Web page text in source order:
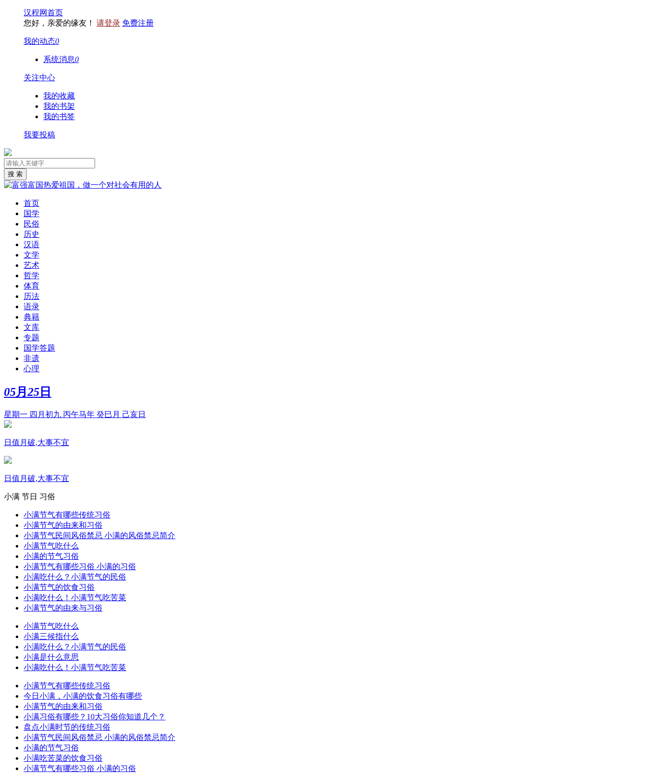
汉程网首页
您好，亲爱的缘友！ 请登录 免费注册
我的动态0
系统消息0
关注中心
我的收藏
我的书架
我的书签
我要投稿
首页
国学
民俗
历史
汉语
文学
艺术
哲学
体育
历法
语录
典籍
文库
专题
国学答题
非遗
心理
05月 25 日
星期一 四月初九 丙午马年 癸巳月 己亥日
日值月破,大事不宜
日值月破,大事不宜
小满 节日 习俗
小满节气有哪些传统习俗
小满节气的由来和习俗
小满节气民间风俗禁忌 小满的风俗禁忌简介
小满节气吃什么
小满的节气习俗
小满节气有哪些习俗 小满的习俗
小满吃什么？小满节气的民俗
小满节气的饮食习俗
小满吃什么！小满节气吃苦菜
小满节气的由来与习俗
小满节气吃什么
小满三候指什么
小满吃什么？小满节气的民俗
小满是什么意思
小满吃什么！小满节气吃苦菜
小满节气有哪些传统习俗
今日小满，小满的饮食习俗有哪些
小满节气的由来和习俗
小满习俗有哪些？10大习俗你知道几个？
盘点小满时节的传统习俗
小满节气民间风俗禁忌 小满的风俗禁忌简介
小满的节气习俗
小满吃苦菜的饮食习俗
小满节气有哪些习俗 小满的习俗